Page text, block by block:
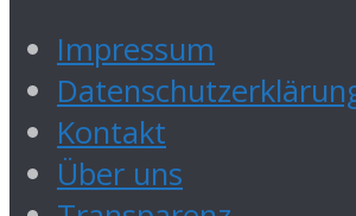
Impressum
Kontakt
Über uns